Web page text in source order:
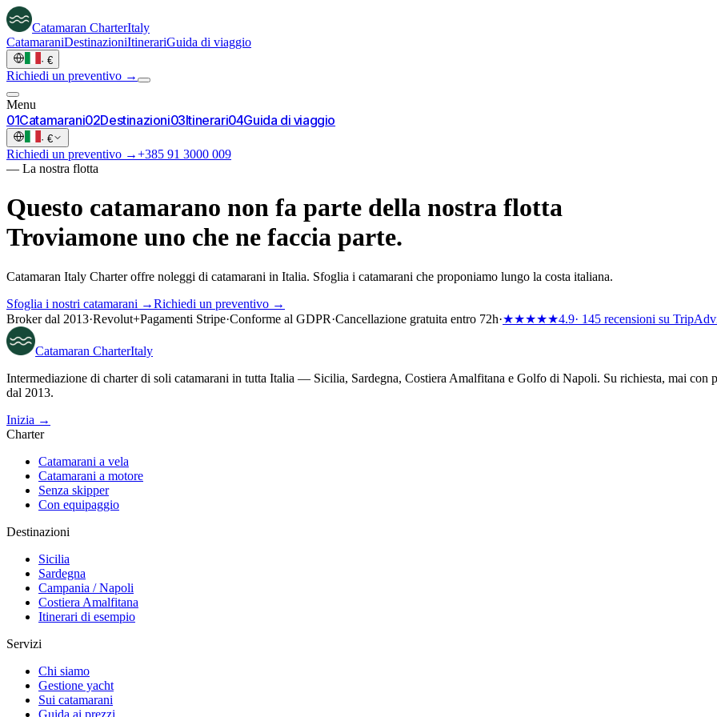
Catamaran CharterItaly
CatamaraniDestinazioniItinerariGuida di viaggio
· €
Richiedi un preventivo →
Menu
01Catamarani02Destinazioni03Itinerari04Guida di viaggio
· €
Richiedi un preventivo →+385 91 3000 009
— La nostra flotta
Questo catamarano non fa parte della nostra flotta
Troviamone uno che ne faccia parte.
Catamaran Italy Charter offre noleggi di catamarani in Italia. Sfoglia i catamarani che proponiamo lungo la costa italiana.
Sfoglia i nostri catamarani →Richiedi un preventivo →
Broker dal 2013·Revolut+Pagamenti Stripe·Conforme al GDPR·Cancellazione gratuita entro 72h·★★★★★4.9· 145 recensioni su
Catamaran CharterItaly
Intermediazione di charter di soli catamarani in tutta Italia — Sicilia, Sardegna, Costiera Amalfitana e Golfo di Napoli. Su richiesta, mai con
dal 2013.
Inizia →
Charter
Catamarani a vela
Catamarani a motore
Senza skipper
Con equipaggio
Destinazioni
Sicilia
Sardegna
Campania / Napoli
Costiera Amalfitana
Itinerari di esempio
Servizi
Chi siamo
Gestione yacht
Sui catamarani
Guida ai prezzi